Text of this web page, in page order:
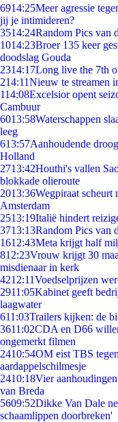
6914:25Meer agressie
jij je intimideren?
3514:24Random Pics van
1014:23Broer 135 keer
doodslag Gouda
2314:17Long live the 7th
214:11Nieuw te streamen
114:08Excelsior opent
Cambuur
6013:58Waterschappen
leeg
613:57Aanhoudende
Holland
2713:42Houthi's vallen
blokkade olieroute
2013:36Wegpiraat scheurt
Amsterdam
2513:19Italië hindert
3713:13Random Pics van
1612:43Meta krijgt half
812:23Vrouw krijgt 30
misdienaar in kerk
4212:11Voedselprijzen
2911:05Kabinet geeft
laagwater
611:03Trailers kijken: de
3611:02CDA en D66
ongemerkt filmen
2410:54OM eist TBS
aardappelschilmesje
2410:18Vier
van Breda
5609:52Dikke Van Dale
schaamlippen doorbreken'